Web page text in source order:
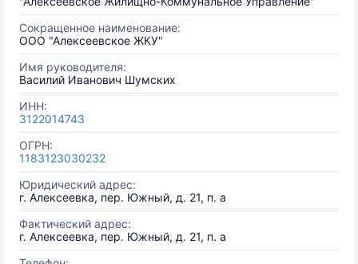
Сокращенное наименование:
ООО "Алексеевское ЖКУ"
Имя руководителя:
Василий Иванович Шумских
ИНН:
3122014743
ОГРН:
1183123030232
Юридический адрес:
г. Алексеевка, пер. Южный, д. 21, п. а
Фактический адрес:
г. Алексеевка, пер. Южный, д. 21, п. а